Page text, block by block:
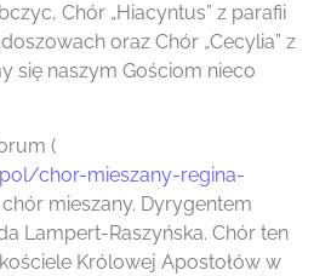
Chór „Hiacyntus” z parafii
oraz Chór „Cecylia” z
się naszym Gościom nieco
(
chor-mieszany-regina-
mieszany. Dyrygentem
Lampert-Raszyńska. Chór ten
Królowej Apostołów w